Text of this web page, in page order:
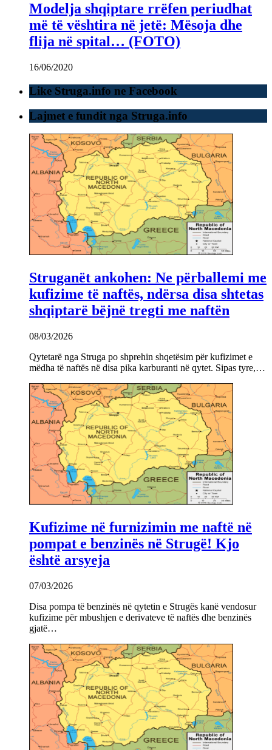
Modelja shqiptare rrëfen periudhat
më të vështira në jetë: Mësoja dhe
flija në spital… (FOTO)
16/06/2020
Like Struga.info ne Facebook
Lajmet e fundit nga Struga.info
Struganët ankohen: Ne përballemi me
kufizime të naftës, ndërsa disa shtetas
shqiptarë bëjnë tregti me naftën
08/03/2026
Qytetarë nga Struga po shprehin shqetësim për kufizimet e
mëdha të naftës në disa pika karburanti në qytet. Sipas tyre,…
Kufizime në furnizimin me naftë në
pompat e benzinës në Strugë! Kjo
është arsyeja
07/03/2026
Disa pompa të benzinës në qytetin e Strugës kanë vendosur
kufizime për mbushjen e derivateve të naftës dhe benzinës
gjatë…